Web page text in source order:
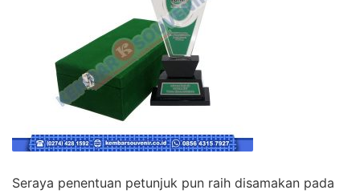
Seraya penentuan petunjuk pun raih disamakan pada